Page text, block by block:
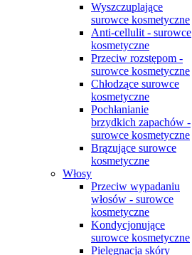
Wyszczuplające
surowce kosmetyczne
Anti-cellulit - surowce
kosmetyczne
Przeciw rozstępom -
surowce kosmetyczne
Chłodzące surowce
kosmetyczne
Pochłanianie
brzydkich zapachów -
surowce kosmetyczne
Brązujące surowce
kosmetyczne
Włosy
Przeciw wypadaniu
włosów - surowce
kosmetyczne
Kondycjonujące
surowce kosmetyczne
Pielęgnacja skóry